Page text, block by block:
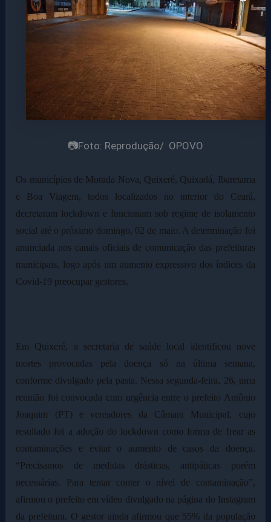
📷Foto: Reprodução/ OPOVO
Os municípios de Morada Nova, Quixeré, Quixadá, Ibaretama
e Boa Viagem, todos localizados no interior do Ceará,
decretaram lockdown e funcionam sob regime de isolamento
social até o próximo domingo, 02 de maio. A determinação foi
anunciada nos canais oficiais de comunicação das prefeituras
municipais, logo após um aumento expressivo dos índices da
Covid-19 preocupar gestores.
Em Quixeré, a secretaria de saúde local identificou nove
mortes provocadas pela doença só na última semana,
conforme divulgado pela pasta. Nessa segunda-feira, 26, uma
reunião foi convocada com urgência entre o prefeito Antônio
Joaquim (PT) e vereadores da Câmara Municipal, cujo
resultado foi a adoção do lockdown como forma de frear as
contaminações e evitar o aumento de casos da doença.
“Precisamos de medidas drásticas, antipáticas porém
necessárias. Para tentar conter o nível de contaminação”,
afirmou o prefeito em vídeo divulgado na página do Instagram
da prefeitura. O gestor ainda afirmou que 55% da população